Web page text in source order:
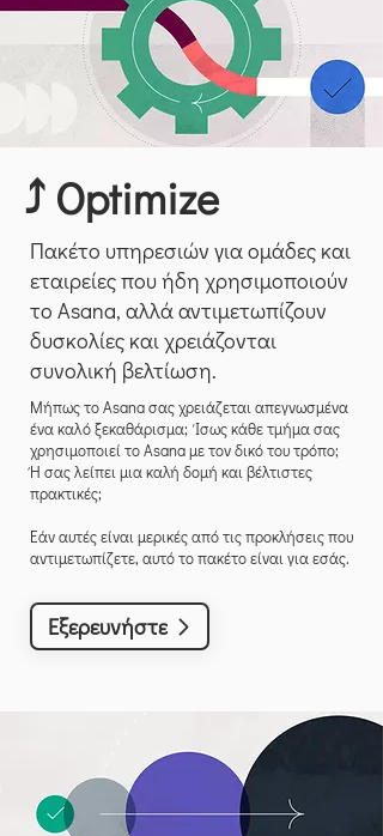
⤴️ Optimize
Πακέτο υπηρεσιών για ομάδες και
εταιρείες που ήδη χρησιμοποιούν
το Asana, αλλά αντιμετωπίζουν
δυσκολίες και χρειάζονται
συνολική βελτίωση.
Μήπως το Asana σας χρειάζεται απεγνωσμένα
ένα καλό ξεκαθάρισμα; Ίσως κάθε τμήμα σας
χρησιμοποιεί το Asana με τον δικό του τρόπο;
Ή σας λείπει μια καλή δομή και βέλτιστες
πρακτικές;
Εάν αυτές είναι μερικές από τις προκλήσεις που
αντιμετωπίζετε, αυτό το πακέτο είναι για εσάς.
Εξερευνήστε